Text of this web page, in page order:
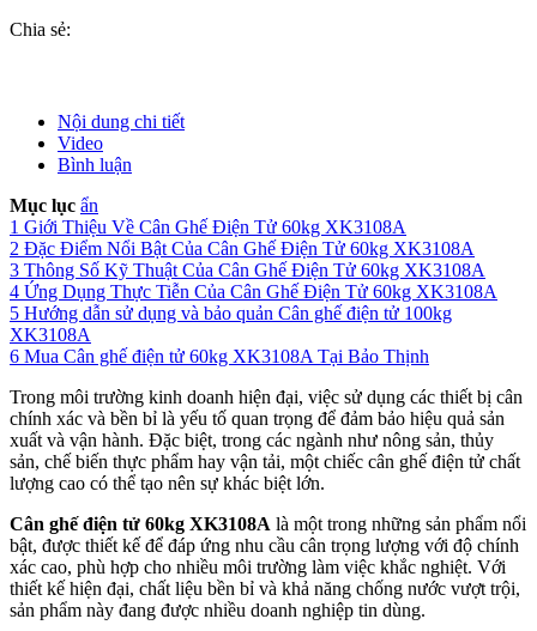
Chia sẻ:
Nội dung chi tiết
Video
Bình luận
Mục lục ẩn
1 Giới Thiệu Về Cân Ghế Điện Tử 60kg XK3108A
2 Đặc Điểm Nổi Bật Của Cân Ghế Điện Tử 60kg XK3108A
3 Thông Số Kỹ Thuật Của Cân Ghế Điện Tử 60kg XK3108A
4 Ứng Dụng Thực Tiễn Của Cân Ghế Điện Tử 60kg XK3108A
5 Hướng dẫn sử dụng và bảo quản Cân ghế điện tử 100kg
XK3108A
6 Mua Cân ghế điện tử 60kg XK3108A Tại Bảo Thịnh
Trong môi trường kinh doanh hiện đại, việc sử dụng các thiết bị cân
chính xác và bền bỉ là yếu tố quan trọng để đảm bảo hiệu quả sản
xuất và vận hành. Đặc biệt, trong các ngành như nông sản, thủy
sản, chế biến thực phẩm hay vận tải, một chiếc cân ghế điện tử chất
lượng cao có thể tạo nên sự khác biệt lớn.
Cân ghế điện tử 60kg XK3108A là một trong những sản phẩm nổi
bật, được thiết kế để đáp ứng nhu cầu cân trọng lượng với độ chính
xác cao, phù hợp cho nhiều môi trường làm việc khắc nghiệt. Với
thiết kế hiện đại, chất liệu bền bỉ và khả năng chống nước vượt trội,
sản phẩm này đang được nhiều doanh nghiệp tin dùng.